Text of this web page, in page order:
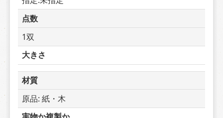
点数
1双
大きさ
材質
原品: 紙・木